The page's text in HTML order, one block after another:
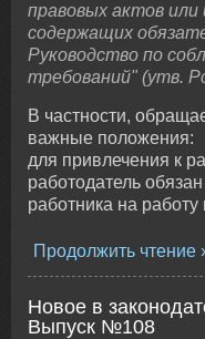
правовых актов
содержащих
Руководство по
требований" (утв.
В частности,
важные положения:
для привлечения к
работодатель
работника на
Продолжить чтение
Новое в
Выпуск №108